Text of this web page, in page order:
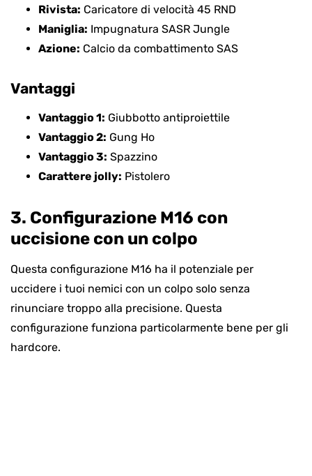
Rivista: Caricatore di velocità 45 RND
Maniglia: Impugnatura SASR Jungle
Azione: Calcio da combattimento SAS
Vantaggi
Vantaggio 1: Giubbotto antiproiettile
Vantaggio 2: Gung Ho
Vantaggio 3: Spazzino
Carattere jolly: Pistolero
3. Configurazione M16 con
uccisione con un colpo
Questa configurazione M16 ha il potenziale per
uccidere i tuoi nemici con un colpo solo senza
rinunciare troppo alla precisione. Questa
configurazione funziona particolarmente bene per gli
hardcore.